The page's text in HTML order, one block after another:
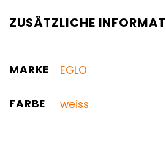
ZUSÄTZLICHE
MARKE EGLO
FARBE weiss